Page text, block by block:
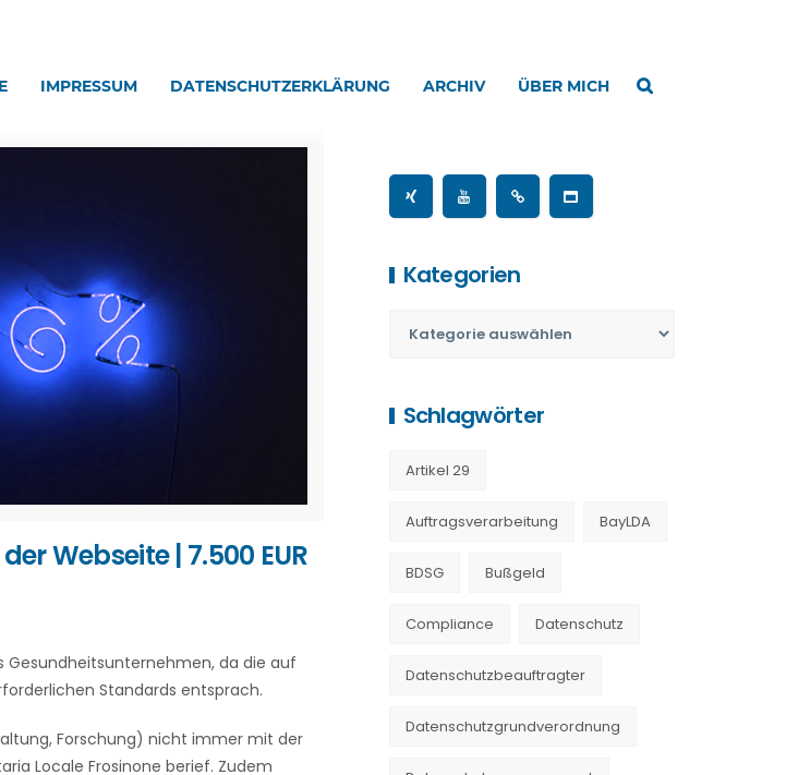
IMPRESSUM DATENSCHUTZERKLÄRUNG ARCHIV ÜBER MICH
Webseite | 7.500 EUR
da die auf
Standards entsprach.
Forschung) nicht immer mit der
Locale Frosinone berief. Zudem
Kategorien
Schlagwörter
Artikel 29
Auftragsverarbeitung BayLDA
BDSG Bußgeld
Compliance Datenschutz
Datenschutzbeauftragter
Datenschutzgrundverordnung